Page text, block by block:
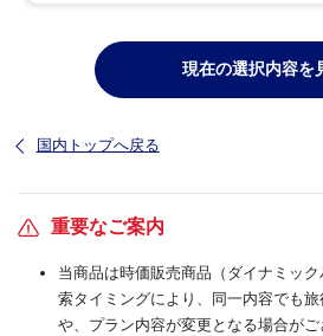
現在の選択内容を
国内トップへ戻る
重要なご案内
当商品は時価販売商品（ダイナミッ
索タイミングにより、同一内容でも
や、プラン内容が変更となる場合が